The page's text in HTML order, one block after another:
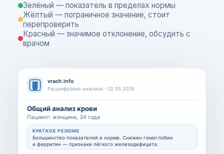
Зелёный — показатель в пределах нормы
Жёлтый — пограничное значение, стоит
перепроверить
Красный — значимое отклонение, обсудить с
врачом
vrach.info
Расшифровка анализа · 02.05.2026
Общий анализ крови
Пациент: женщина, 34 года
КРАТКОЕ РЕЗЮМЕ
Большинство показателей в норме. Снижен гемоглобин
и ферритин — признаки лёгкого железодефицита.